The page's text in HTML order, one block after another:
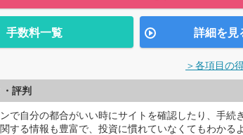
手数料一覧 詳細を見
＞各項目の
評判
で自分の都合がいい時にサイトを確認したり、手続
する情報も豊富で、投資に慣れていなくてもわかる